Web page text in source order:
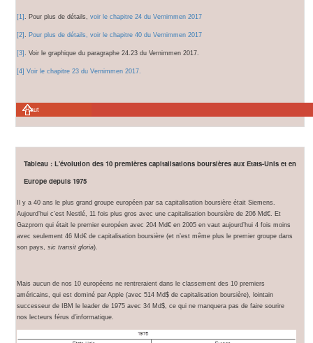
[1] . Pour plus de détails, voir le chapitre 24 du Vernimmen 2017
[2] Pour plus de détails, voir le chapitre 40 du Vernimmen 2017
[3] . Voir le graphique du paragraphe 24.23 du Vernimmen 2017.
[4] Voir le chapitre 23 du Vernimmen 2017.
Haut
Tableau : L'évolution des 10 premières capitalisations boursières aux Etats-Unis et en
Europe depuis 1975
Il y a 40 ans le plus grand groupe européen par sa capitalisation boursière était Siemens.
Aujourd’hui c’est Nestlé, 11 fois plus gros avec une capitalisation boursière de 206 Md€. Et
Gazprom qui était le premier européen avec 204 Md€ en 2005 en vaut aujourd’hui 4 fois moins
avec seulement 46 Md€ de capitalisation boursière (et n’est même plus le premier groupe dans
son pays, sic transit gloria).
Mais aucun de nos 10 européens ne rentreraient dans le classement des 10 premiers
américains, qui est dominé par Apple (avec 514 Md$ de capitalisation boursière), lointain
successeur de IBM le leader de 1975 avec 34 Md$, ce qui ne manquera pas de faire sourire
nos lecteurs férus d’informatique.